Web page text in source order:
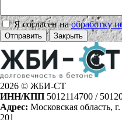
Я согласен наобработку
Отправить Закрыть
2026 © ЖБИ-СТ
ИНН/КПП 5012114700 /
Адрес: Московская область,
201